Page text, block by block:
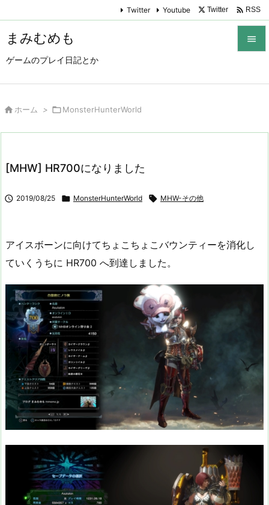
まみむめも
ゲームのプレイ日記とか

Twitter Youtube Twitter  RSS
 ホーム > MonsterHunterWorld
[MHW] HR700になりました
 2019/08/25  MonsterHunterWorld  MHW-その他
アイスボーンに向けてちょこちょこバウンティーを消化し
ていくうちに HR700 へ到達しました。